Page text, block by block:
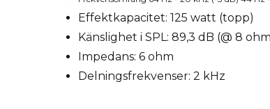
Effektkapacitet: 125 watt (topp)
Känslighet i SPL: 89,3 dB (@ 8
Impedans: 6 ohm
Delningsfrekvenser: 2 kHz